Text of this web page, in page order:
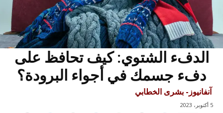
الدفء الشتوي: كيف تحافظ على
دفء جسمك في أجواء البرودة؟
آنفانيوز- بشرى الخطابي
5 أكتوبر، 2023